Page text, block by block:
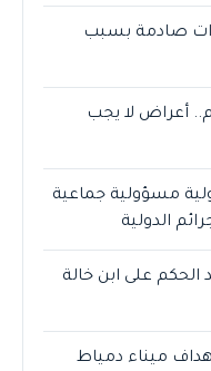
صادمة بسبب
أعراض لا يجب
مسؤولية جماعية
الدولية
الحكم على ابن خالة
ميناء دمياط